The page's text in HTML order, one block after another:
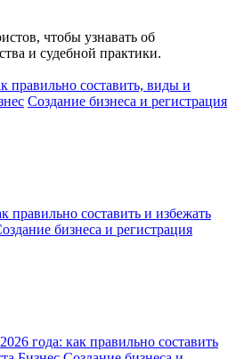
чтобы узнавать об
и судебной практики.
правильно составить, виды и
Создание бизнеса и регистрация
правильно составить и избежать
бизнеса и регистрация
года: как правильно составить